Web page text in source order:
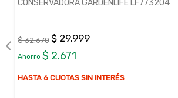
CONSERVADORA GARDENLIFE LF773204
$ 32.670 $ 29.999
Ahorro $ 2.671
HASTA 6 CUOTAS SIN INTERÉS